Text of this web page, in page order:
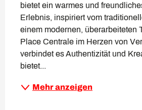
bietet ein warmes und
Erlebnis, inspiriert vom
einem modernen, überarbeiteten
Place Centrale im Herzen von
verbindet es Authentizität und
bietet...
Mehr anzeigen